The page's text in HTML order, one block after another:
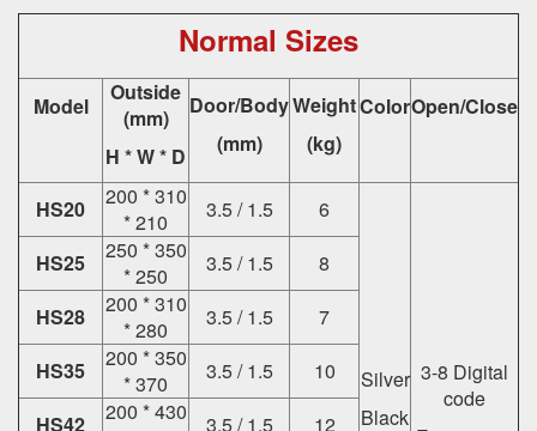
Normal Sizes
Model
Outside
(mm)
H * W * D
Door/Body
(mm)
Weight
(kg)
ColorOpen/Close
HS20
200 * 310
* 210
3.5 / 1.5 6
Silver
Black
3-8 Digital
code
HS25
250 * 350
* 250
3.5 / 1.5
8
HS28
200 * 310
* 280
3.5 / 1.5
7
HS35
200 * 350
* 370
3.5 / 1.5
10
HS42
200 * 430
3.5 / 1.5
12